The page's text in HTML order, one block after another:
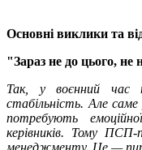
Основні виклики та
"Зараз не до цього, не
Так, у воєнний час
стабільність. Але саме
потребують
керівників. Тому